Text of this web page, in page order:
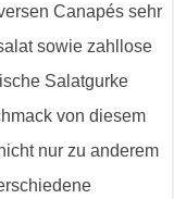
Canapés sehr
sowie zahllose
Salatgurke
von diesem
nur zu anderem